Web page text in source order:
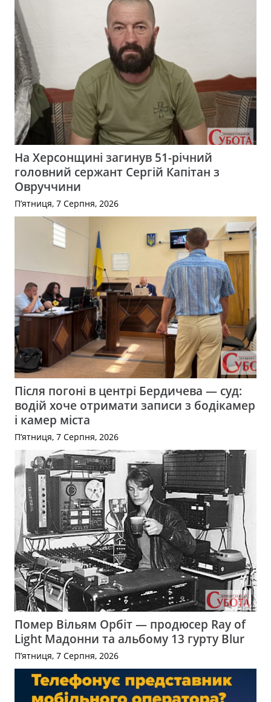
На Херсонщині загинув 51-річний
головний сержант Сергій Капітан з
Овруччини
П’ятниця, 7 Серпня, 2026
Після погоні в центрі Бердичева — суд:
водій хоче отримати записи з бодікамер
і камер міста
П’ятниця, 7 Серпня, 2026
Помер Вільям Орбіт — продюсер Ray of
Light Мадонни та альбому 13 гурту Blur
П’ятниця, 7 Серпня, 2026